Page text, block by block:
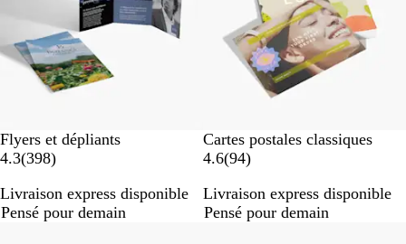
Flyers et dépliants
4.3(398a
i
s
)
Livraison express disponible
Pensé pour demain
Cartes postales classiques
4.6(94a
i
s
)
Livraison express disponible
Pensé pour demain